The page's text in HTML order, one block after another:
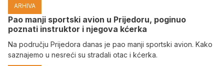
ARHIVA
Pao manji sportski avion u Prijedoru, poginuo
poznati instruktor i njegova kćerka
Na području Prijedora danas je pao manji sportski avion. Kako
saznajemo u nesreći su stradali otac i kćerka.